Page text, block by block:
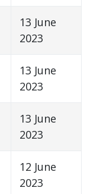
13 June
2023
13 June
2023
13 June
2023
12 June
2023